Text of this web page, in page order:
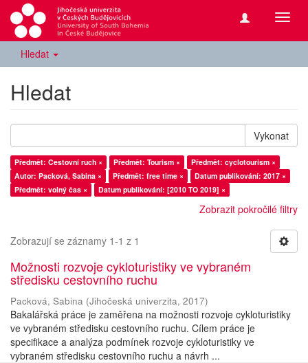
Hledat
Hledat
Vykonat
Předmět: Cestovní ruch × Předmět: Tourism ×
Předmět: cyclotourism ×
Autor: Packová, Sabina ×
Předmět: free time ×
Datum publikování: 2017 ×
Předmět: volný čas ×
Datum publikování: [2010 TO 2019] ×
Zobrazit pokročilé filtry
Zobrazují se záznamy 1-1 z 1
Možnosti rozvoje cykloturistiky ve vybraném
středisku cestovního ruchu
Packová, Sabina (Jihočeská univerzita, 2017)
Bakalářská práce je zaměřena na možnosti rozvoje cykloturistiky
ve vybraném středisku cestovního ruchu. Cílem práce je
specifikace a analýza podmínek rozvoje cykloturistiky ve
vybraném středisku cestovního ruchu a návrh ...